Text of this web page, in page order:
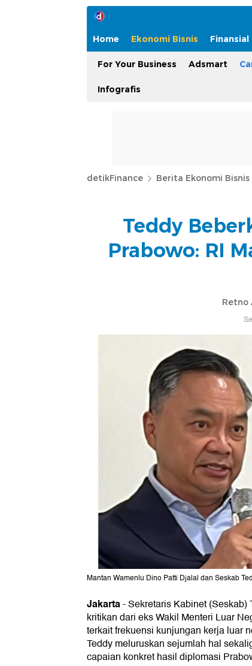
Home Ekonomi Bisnis Finansial
For Your Business Adsmart
Infografis
detikFinance Berita Ekonomi Bisnis
Teddy
Prabowo: RI
Retno
Mantan Wamenlu Dino Patti Djalal dan Seskab
Jakarta-Sekretaris Kabinet (Seskab)
kritikan dari eks Wakil Menteri Luar
terkait frekuensi kunjungan kerja luar
Teddy meluruskan sejumlah hal
capaian konkret hasil diplomasi